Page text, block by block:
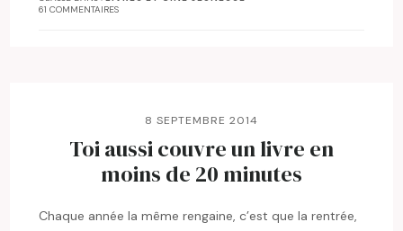
61 COMMENTAIRES
8 SEPTEMBRE 2014
Toi aussi couvre un livre en
moins de 20 minutes
Chaque année la même rengaine, c’est que la rentrée,